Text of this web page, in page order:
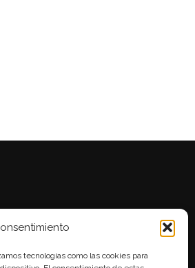
tecnologías como las cookies para